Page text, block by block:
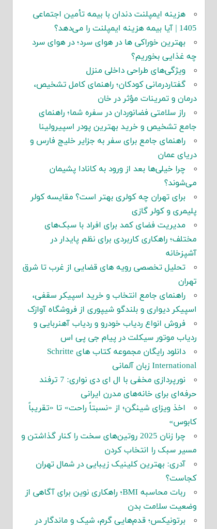
هزینه ایمپلنت دندان با بیمه تأمین اجتماعی
1405 | آیا بیمه هزینه ایمپلنت را می‌دهد؟
بهترین خوراکی ها در هوای سرد؛ در هوای سرد
چه غذایی بخوریم؟
ویژگی‌های طراحی داخلی منزل
گفتاردرمانی کودکان؛ راهنمای کامل تشخیص،
درمان و تمرینات مؤثر در خان
راز سلامتی فضانوردان در سفره شما؛ راهنمای
جامع تشخیص و خرید بهترین پودر اسپیرولینا
راهنمای جامع برای سفر به جزایر خلیج فارس و
دریای عمان
چرا خیلی‌ها بعد از ورود به کانادا پشیمان
می‌شوند؟
برای تهران چه کولری بهتر است؟ مقایسه کولر
پلیمری و کولر گازی
مدیریت فضای کمد برای افراد با سبک‌های
مختلف؛ راهکاری کاربردی برای نظم پایدار در
آشپزخانه
تحلیل تخصصی رویه های قضایی از غرب تا شرق
تهران
راهنمای جامع انتخاب و خرید اسپیکر سقفی،
اسپیکر دیواری و بلندگو شیپوری از فروشگاه آوازک
فروش انواع ردیاب خودرو و ردیاب آهنربایی و
ردیاب موتور سیکلت در پیام جی پی اس
دانلود رایگان مجموعه کتاب های Schritte
International زبان آلمانی
نورپردازی مخفی با ال ای دی نواری: 7 ترفند
حرفه‌ای برای خانه‌های مدرن ایرانی
اخذ ویزای شینگن؛ از «نسبتاً راحت» تا «تقریباً
کابوس»
چرا زنان 2025 روتین‌های سخت را کنار گذاشتن و
مسیر سبک را انتخاب کردن
آدری: بهترین کلینیک زیبایی در شمال تهران
کجاست؟
ربات محاسبه BMI؛ راهکاری نوین برای آگاهی از
وضعیت سلامت بدن
برتونیکس؛ قدم‌هایی گرم، شیک و ماندگار در